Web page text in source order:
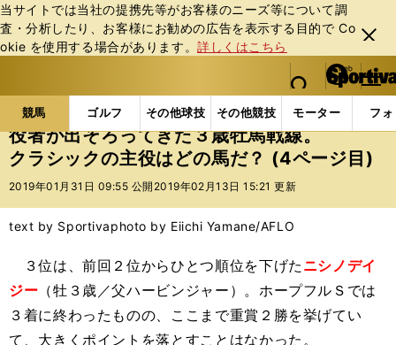
当サイトでは当社の提携先等がお客様のニーズ等について調
査・分析したり、お客様にお勧めの広告を表⽰する⽬的で Co
okie を使⽤する場合があります。詳しくはこちら
閉じ
る
web Sportiva (webスポルティーバ)
検索
マイペ
ー
ジ
メニュ
競馬 ゴルフ その他球技 その他競技 モーター フ
b
ス
ポ
ル
バ
競馬の記事一覧 競馬 役者が出そろってきた３歳牡
役者が出そろってきた３歳牡馬戦線。
クラシックの主役はどの馬だ？ (4ページ目)
2019年01月31日 09:55 公開 2019年02月13日 15:21 更新
text by Sportivaphoto by Eiichi Yamane/AFLO
３位は、前回２位からひとつ順位を下げた ニシノデイ
ジー （牡３歳／父ハービンジャー）。ホープフルＳでは
３着に終わったものの、ここまで重賞２勝を挙げてい
て、大きくポイントを落とすことはなかった。